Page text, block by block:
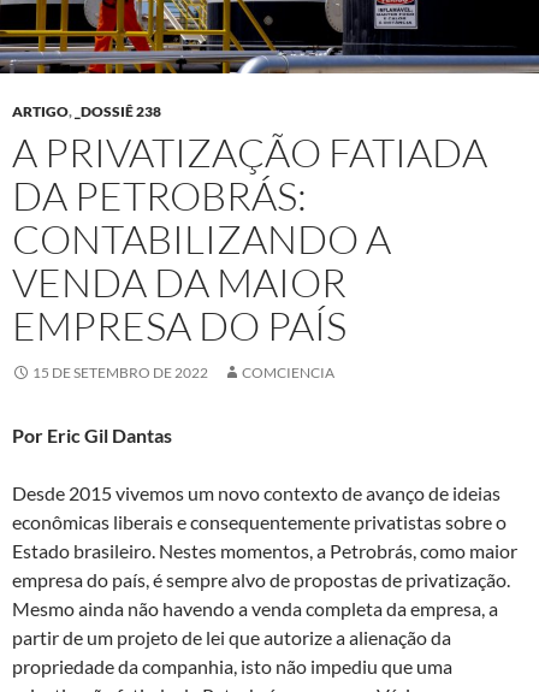
ARTIGO, _DOSSIÊ 238
A PRIVATIZAÇÃO FATIADA
DA PETROBRÁS:
CONTABILIZANDO A
VENDA DA MAIOR
EMPRESA DO PAÍS
15 DE SETEMBRO DE 2022 COMCIENCIA
Por Eric Gil Dantas
Desde 2015 vivemos um novo contexto de avanço de ideias
econômicas liberais e consequentemente privatistas sobre o
Estado brasileiro. Nestes momentos, a Petrobrás, como maior
empresa do país, é sempre alvo de propostas de privatização.
Mesmo ainda não havendo a venda completa da empresa, a
partir de um projeto de lei que autorize a alienação da
propriedade da companhia, isto não impediu que uma